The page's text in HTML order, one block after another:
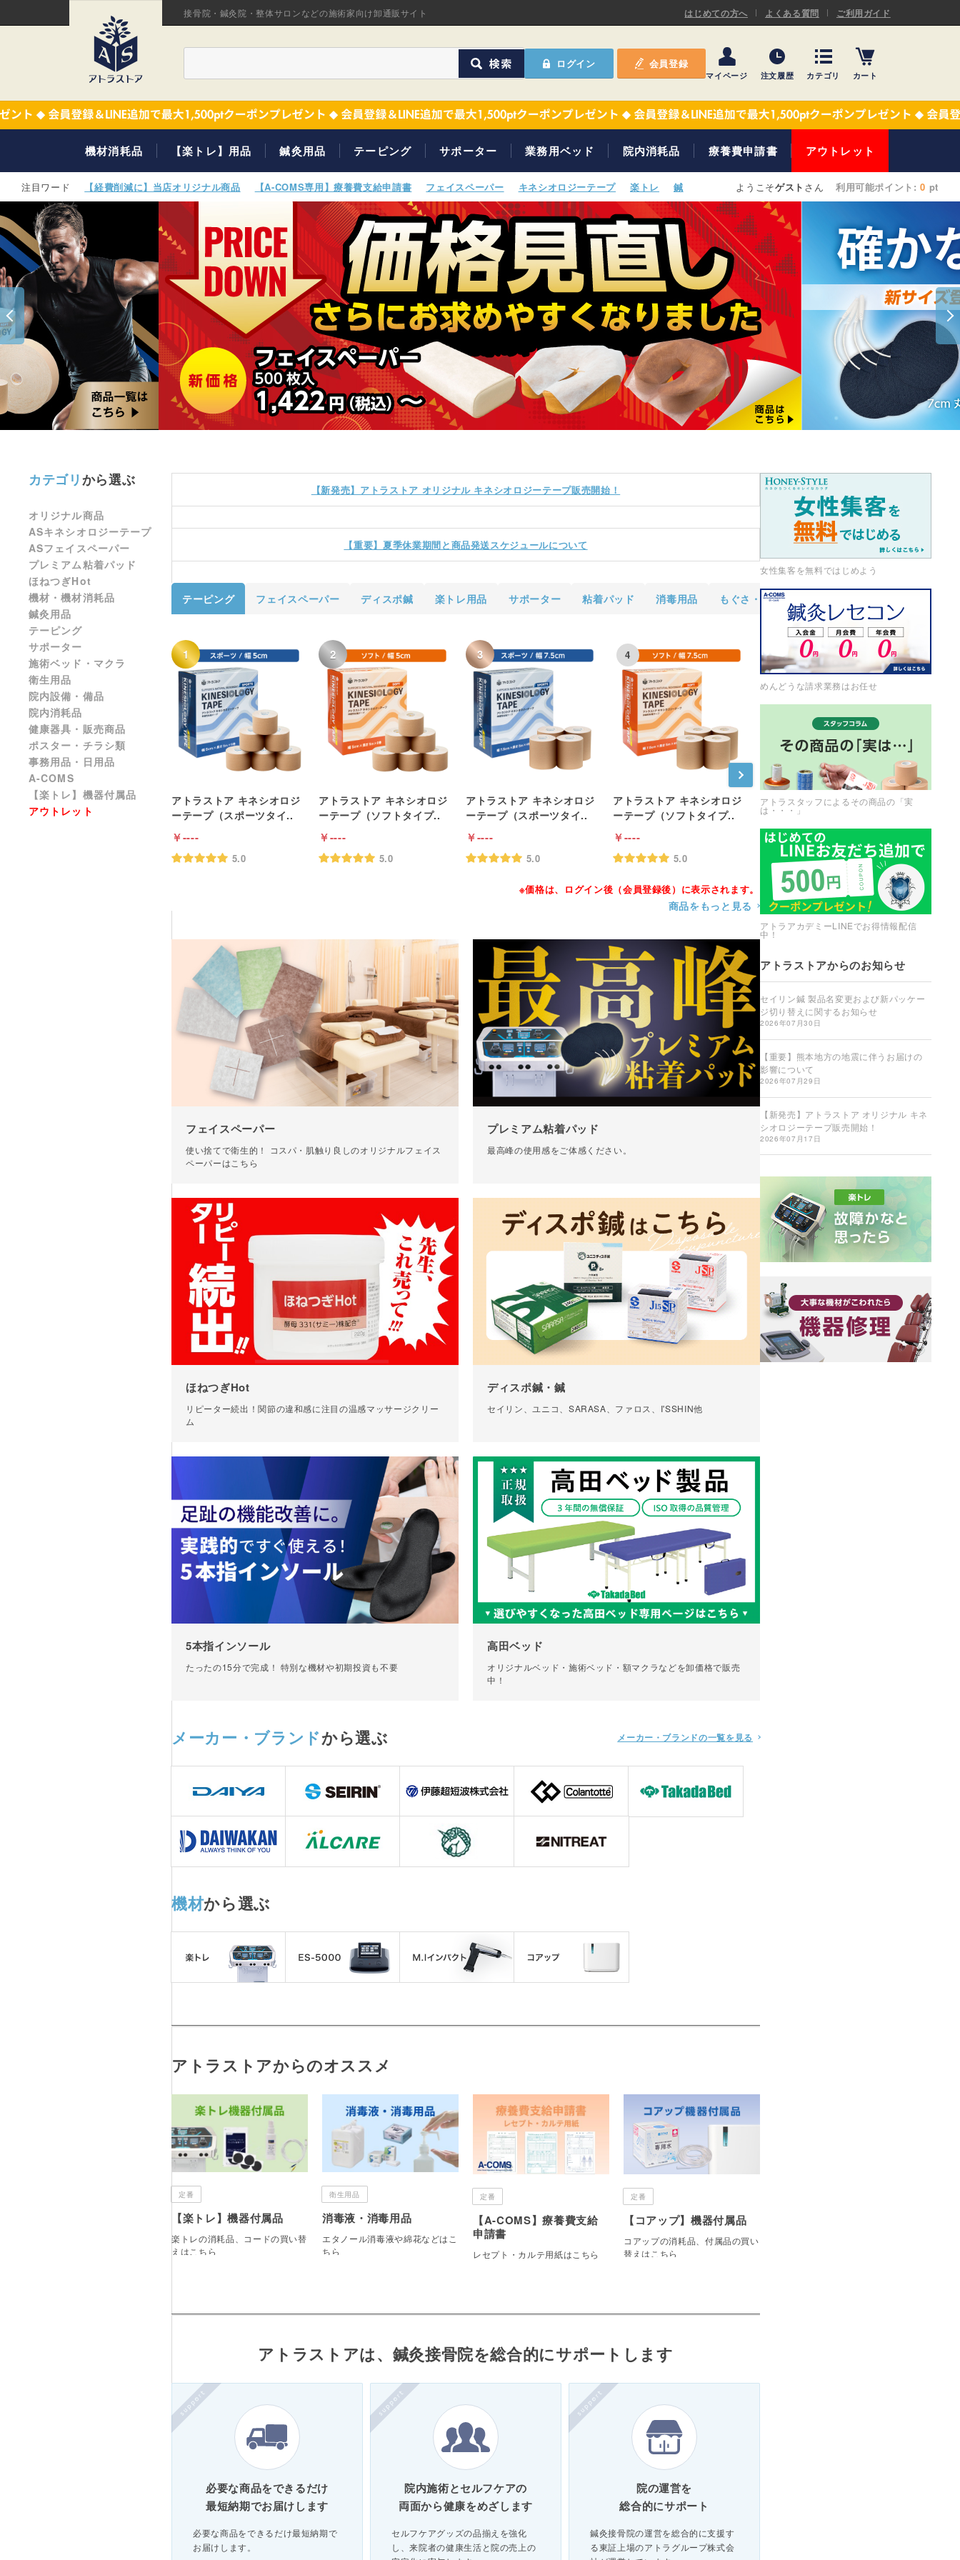
接骨院・鍼灸院・整体サロンなどの施術家向け卸通販サイト はじめての方へ よくある質問 ご利用ガイド
ログイン 会員登録
マイページ 注文履歴 カテゴリ
オリジナル商品 ASキネシオロジーテープ
鍼灸用品 テーピング
サポーター 施術ベッド・マクラ
衛生用品 院内設備・備品
院内消耗品 健康器具・販売商品
ポスター・チラシ類 事務用品・日用品
A-COMS 【楽トレ】機器付属品
アウトレット
カート
機材消耗品 【楽トレ】用品 鍼灸用品 テーピング サポーター 業務用ベッド 院内消耗品 療養費申請書 アウトレット
【経費削減に】当店オリジナル商品 【A-COMS専用】療養費支給申請書 フェイスペーパー キネシオロジーテープ 楽トレ 鍼 ようこそゲスト さん 利用可能ポイント:0 pt
カテゴリから選ぶ
オリジナル商品
ASキネシオロジーテープ
ASフェイスペーパー
プレミアム粘着パッド
ほねつぎHot
機材・機材消耗品
鍼灸用品
テーピング
サポーター
施術ベッド・マクラ
衛生用品
院内設備・備品
院内消耗品
健康器具・販売商品
ポスター・チラシ類
事務用品・日用品
A-COMS
【楽トレ】機器付属品
アウトレット
【新発売】アトラストア オリジナル キネシオロジーテープ販売開始！
【重要】夏季休業期間と商品発送スケジュールについて
テーピング フェイスペーパー ディスポ鍼 楽トレ用品 サポーター 粘着パッド 消毒用品 もぐさ・お灸
アトラストア キネシオロジ
ーテープ（スポーツタイ..
----
5.0
アトラストア キネシオロジ
ーテープ（ソフトタイプ..
----
5.0
アトラストア キネシオロジ
ーテープ（スポーツタイ..
----
5.0
アトラストア キネシオロジ
ーテープ（ソフトタイプ..
----
5.0
アトラストア キネシオロジ
ーテープ（スポーツタイ..
----
5.0
アトラス
※価格は、ログイン後（会員登録後）に表示されます。
商品をもっと見る
フェイスペーパー
使い捨てで衛生的！ コスパ・肌触り良しのオリジナルフェイス
ペーパーはこちら
プレミアム粘着パッド
最高峰の使用感をご体感ください。
ほねつぎHot
リピーター続出！関節の違和感に注目の温感マッサージクリー
ム
ディスポ鍼・鍼
セイリン、ユニコ、SARASA、ファロス、I'SSHIN他
5本指インソール
たったの15分で完成！ 特別な機材や初期投資も不要
高田ベッド
オリジナルベッド・施術ベッド・額マクラなどを卸価格で販売
中！
メーカー ・ブランドから選ぶ メーカー・ブランドの一覧を見る
機材から選ぶ
アトラストアからのオススメ
定番
【楽トレ】機器付属品
楽トレの消耗品、コードの買い替
えはこちら
衛生用品
消毒液・消毒用品
エタノール消毒液や綿花などはこ
ちら
定番
【A-COMS】療養費支給
申請書
レセプト・カルテ用紙はこちら
定番
【コアップ】機器付属品
コアップの消耗品、付属品の買い
替えはこちら
アトラストアは、鍼灸接骨院を総合的にサポートします
必要な商品をできるだけ
最短納期でお届けします
必要な商品をできるだけ最短納期で
お届けします。
院内施術とセルフケアの
両面から健康をめざします
セルフケアグッズの品揃えを強化
し、来院者の健康生活と院の売上の
院の運営を
総合的にサポート
鍼灸接骨院の運営を総合的に支援す
る東証上場のアトラグループ株式会
女性集客を無料ではじめよう
めんどうな請求業務はお任せ
アトラスタッフによるその商品の「実
は・・・」
アトラアカデミーLINEでお得情報配信
中！
アトラストアからのお知らせ
セイリン鍼 製品名変更および新パッケー
ジ切り替えに関するお知らせ
2026年07月30日
【重要】熊本地方の地震に伴うお届けの
影響について
2026年07月29日
【新発売】アトラストア オリジナル キネ
シオロジーテープ販売開始！
2026年07月17日
ほねつぎHot 機材・機材消耗品
鍼灸用品 テーピング
サポーター 施術ベッド・マクラ
健康器具・販売商品
ポスター・チラシ類 事務用品・日用品
A-COMS 【楽トレ】機器付属品
アウトレット